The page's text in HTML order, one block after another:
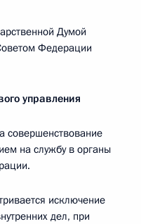
Думой
Федерации
управления
совершенствование
на службу в органы
исключение
дел, при